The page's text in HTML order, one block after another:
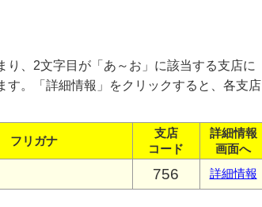
り、2文字目が「あ～お」に該当する支店に
。「詳細情報」をクリックすると、各支店
フリガナ
支店
コード
詳細情報
画面へ
756 詳細情報